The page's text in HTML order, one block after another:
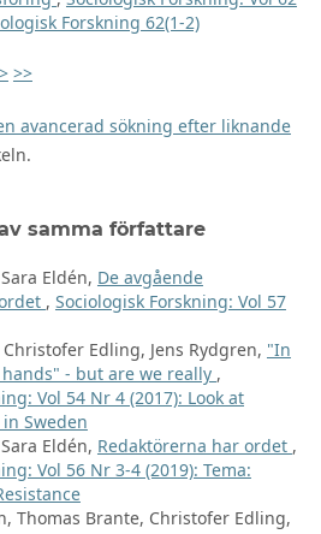
Forskning 62(1-2)
> >>
avancerad sökning efter liknande
samma författare
Eldén, De avgående
, Sociologisk Forskning: Vol 57
Edling, Jens Rydgren, "In
- but are we really ,
Vol 54 Nr 4 (2017): Look at
Sweden
Eldén, Redaktörerna har ordet ,
Vol 56 Nr 3-4 (2019): Tema:
Thomas Brante, Christofer Edling,